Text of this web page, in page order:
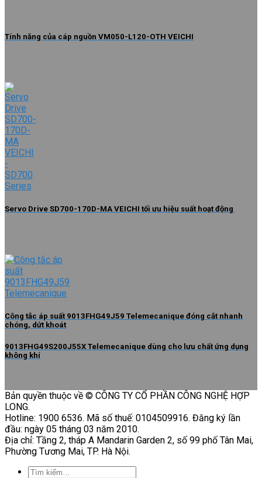
Tính năng của cáp nguồn VM050-L120-OTH VEICHI
Servo Drive SD700-170D-MA VEICHI tối ưu hiệu suất hoạt động
Công tắc áp suất 9013FHG49J59 Telemecanique đóng cắt nhanh
chóng, dứt khoát
9013FHG49S200J55X Telemecanique dùng cho lưu chất ứng dụng
không khí
Bản quyền thuộc về © CÔNG TY CỔ PHẦN CÔNG NGHỆ HỢP
LONG.
Hotline: 1900 6536. Mã số thuế: 0104509916. Đăng ký lần
đầu: ngày 05 tháng 03 năm 2010.
Địa chỉ: Tầng 2, tháp A Mandarin Garden 2, số 99 phố Tân Mai,
Phường Tương Mai, TP. Hà Nội.
Tìm